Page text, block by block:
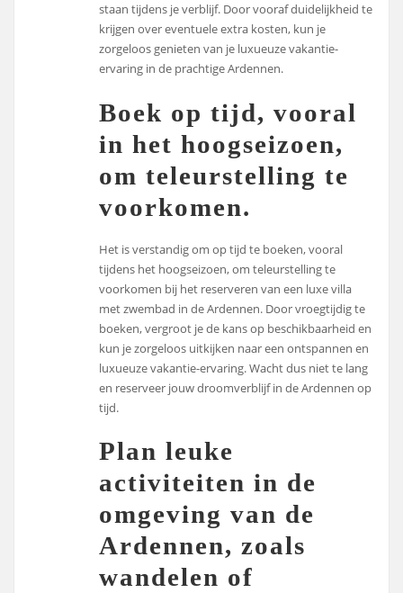
staan tijdens je verblijf. Door vooraf duidelijkheid te
krijgen over eventuele extra kosten, kun je
zorgeloos genieten van je luxueuze vakantie-
ervaring in de prachtige Ardennen.
Boek op tijd, vooral
in het hoogseizoen,
om teleurstelling te
voorkomen.
Het is verstandig om op tijd te boeken, vooral
tijdens het hoogseizoen, om teleurstelling te
voorkomen bij het reserveren van een luxe villa
met zwembad in de Ardennen. Door vroegtijdig te
boeken, vergroot je de kans op beschikbaarheid en
kun je zorgeloos uitkijken naar een ontspannen en
luxueuze vakantie-ervaring. Wacht dus niet te lang
en reserveer jouw droomverblijf in de Ardennen op
tijd.
Plan leuke
activiteiten in de
omgeving van de
Ardennen, zoals
wandelen of